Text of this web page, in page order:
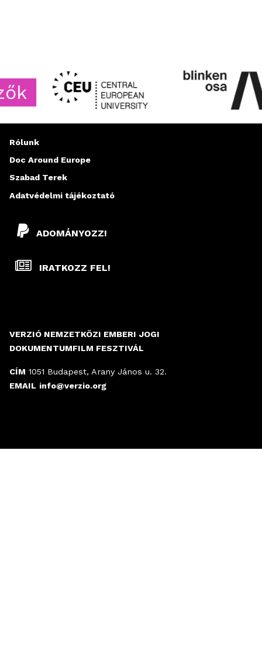
VERZIÓ NEMZETKÖZI EMBERI JOGI
DOKUMENTUMFILM FESZTIVÁL
CÍM 1051 Budapest, Arany János u. 32.
EMAIL info@verzio.org
ADOMÁNYOZZ!
IRATKOZZ FEL!
Rólunk
Doc Around Europe
Szabad Terek
Adatvédelmi tájékoztató